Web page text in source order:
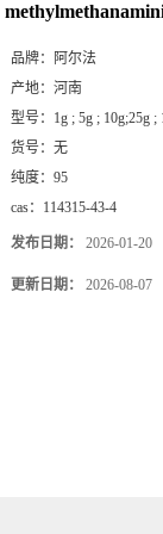
品牌： 阿尔法
产地： 河南
型号： 1g ; 5g ; 10g;25g ;
货号： 无
纯度： 95
cas： 114315-43-4
发布日期： 2026-01-20
更新日期： 2026-08-07